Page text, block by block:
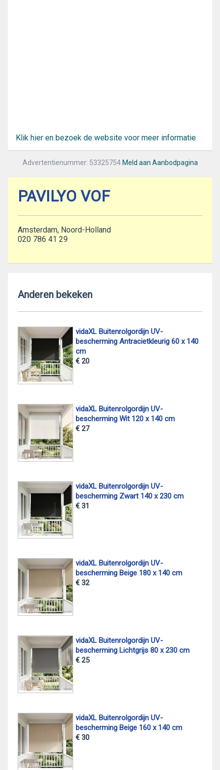
Klik hier en bezoek de website voor meer informatie
Advertentienummer: 53325754 Meld aan Aanbodpagina
PAVILYO VOF
Amsterdam, Noord-Holland
020 786 41 29
Anderen bekeken
vidaXL Buitenrolgordijn UV-
bescherming Antracietkleurig 60 x 140
cm
€ 20
vidaXL Buitenrolgordijn UV-
bescherming Wit 120 x 140 cm
€ 27
vidaXL Buitenrolgordijn UV-
bescherming Zwart 140 x 230 cm
€ 31
vidaXL Buitenrolgordijn UV-
bescherming Beige 180 x 140 cm
€ 32
vidaXL Buitenrolgordijn UV-
bescherming Lichtgrijs 80 x 230 cm
€ 25
vidaXL Buitenrolgordijn UV-
bescherming Beige 160 x 140 cm
€ 30